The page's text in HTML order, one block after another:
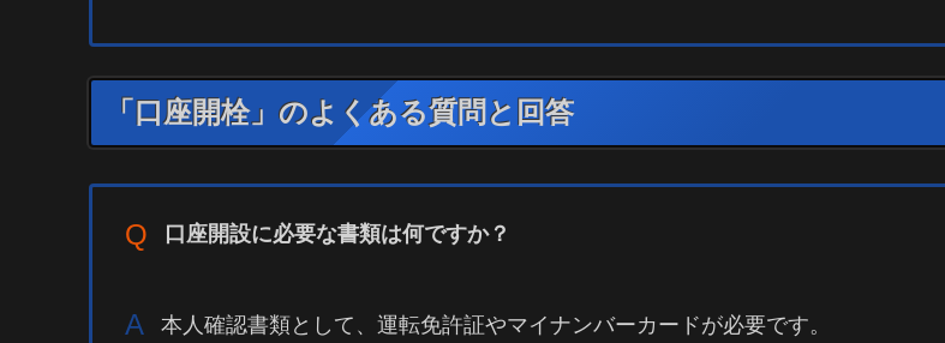
「口座開栓」のよくある質問と回答
Q 口座開設に必要な書類は何ですか？
A 本人確認書類として、運転免許証やマイナンバーカードが必要です。